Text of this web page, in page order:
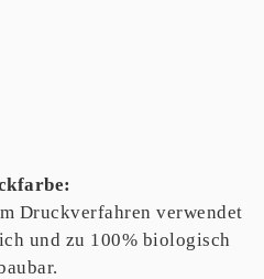
Druckverfahren verwendet
und zu 100% biologisch